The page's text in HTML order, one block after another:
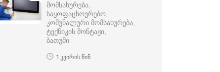
მომსახურება,
საყოფაცხოვრებო,
კომუნალური მომსახურება,
ტექნიკის მონტაჟი
ბათუმი
1 კვირის წინ